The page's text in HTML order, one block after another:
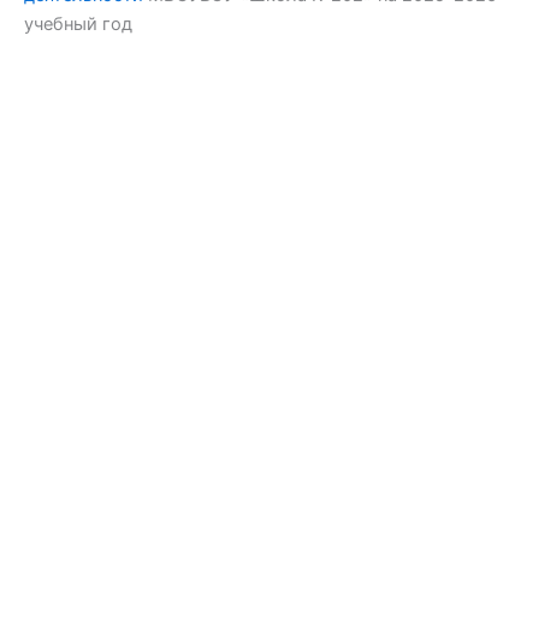
учебный год